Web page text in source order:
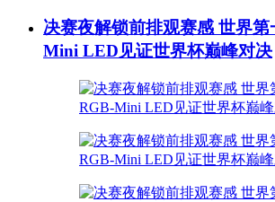
决赛夜解锁前排观赛感 世界
Mini LED见证世界杯巅峰对决